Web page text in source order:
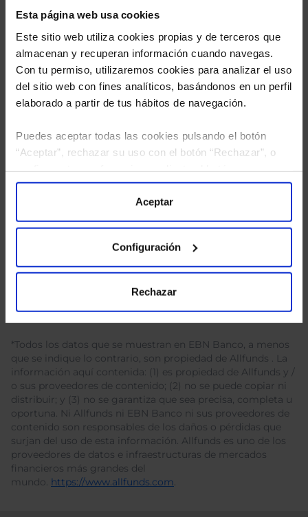
Esta página web usa cookies
Este sitio web utiliza cookies propias y de terceros que
almacenan y recuperan información cuando navegas.
Con tu permiso, utilizaremos cookies para analizar el uso
del sitio web con fines analíticos, basándonos en un perfil
elaborado a partir de tus hábitos de navegación.
Puedes aceptar todas las cookies pulsando el botón
“Aceptar”, rechazar su uso con el botón “Rechazar”, o
“Configuración”. Consulta nuestraPolítica
para más información.
Aceptar
Configuración
Rechazar
He leídola política de privacidady consiento el
*Todos los datos que se muestran en EBN Banco, a menos
que se indique lo contrario, son propiedad de Allfunds . La
información aquí contenida: (1) es propiedad de Allfunds y /
o sus proveedores de contenido; (2) no se puede copiar ni
distribuir; y (3) no se garantiza que sea precisa, completa u
oportuna. Ni Allfunds ni EBN Banco ni sus proveedores de
contenido son responsables de los daños o pérdidas que
surjan del uso de esta información. Allfunds es uno de los
proveedores de datos e infraestructuras de mercados
financieros más grandes del
mundo. https://www.allfunds.com.